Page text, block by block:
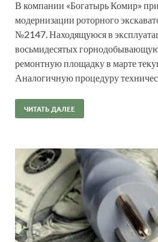
В компании «Богатырь Комир»
модернизации роторного
№2147. Находящуюся в
восьмидесятых
ремонтную площадку в марте
Аналогичную процедуру
ЧИТАТЬ ДАЛЕЕ